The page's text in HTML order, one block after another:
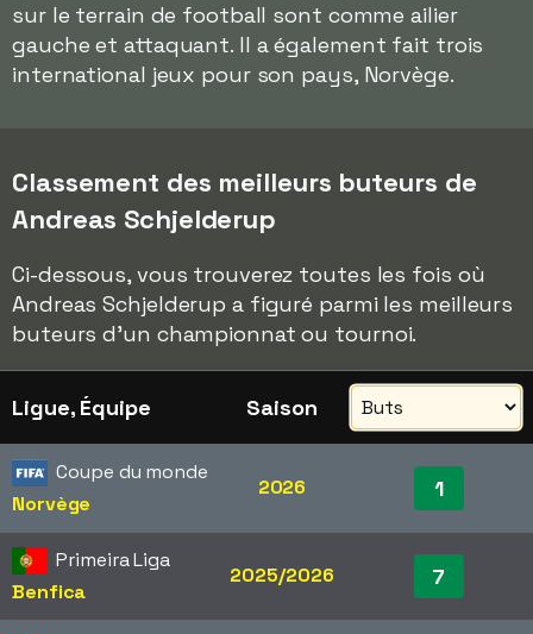
sur le terrain de football sont comme ailier
gauche et attaquant. Il a également fait trois
international jeux pour son pays, Norvège.
Classement des meilleurs buteurs de
Andreas Schjelderup
Ci-dessous, vous trouverez toutes les fois où
Andreas Schjelderup a figuré parmi les meilleurs
buteurs d'un championnat ou tournoi.
Ligue, Équipe Saison
Coupe du monde
Norvège
2026 1
Primeira Liga
Benfica
2025/2026 7